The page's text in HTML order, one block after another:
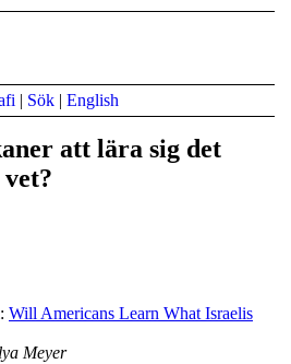
| Sök | English
att lära sig det
Will Americans Learn What Israelis
Meyer